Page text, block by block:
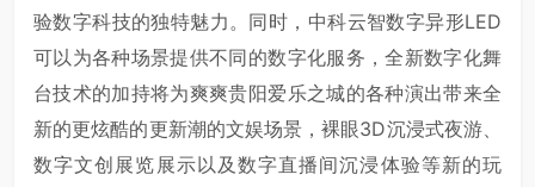
验数字科技的独特魅力。同时，中科云智数字异形LED
可以为各种场景提供不同的数字化服务，全新数字化舞
台技术的加持将为爽爽贵阳爱乐之城的各种演出带来全
新的更炫酷的更新潮的文娱场景，裸眼3D沉浸式夜游、
数字文创展览展示以及数字直播间沉浸体验等新的玩